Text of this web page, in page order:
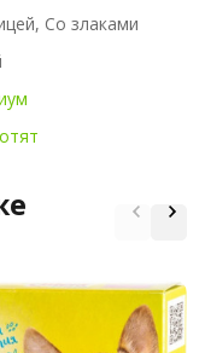
Со злаками